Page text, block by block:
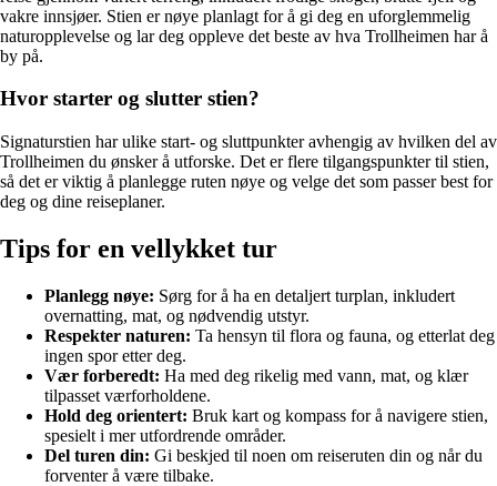
vakre innsjøer. Stien er nøye planlagt for å gi deg en uforglemmelig
naturopplevelse og lar deg oppleve det beste av hva Trollheimen har å
by på.
Hvor starter og slutter stien?
Signaturstien har ulike start- og sluttpunkter avhengig av hvilken del av
Trollheimen du ønsker å utforske. Det er flere tilgangspunkter til stien,
så det er viktig å planlegge ruten nøye og velge det som passer best for
deg og dine reiseplaner.
Tips for en vellykket tur
Planlegg nøye: Sørg for å ha en detaljert turplan, inkludert
overnatting, mat, og nødvendig utstyr.
Respekter naturen: Ta hensyn til flora og fauna, og etterlat deg
ingen spor etter deg.
Vær forberedt: Ha med deg rikelig med vann, mat, og klær
tilpasset værforholdene.
Hold deg orientert: Bruk kart og kompass for å navigere stien,
spesielt i mer utfordrende områder.
Del turen din: Gi beskjed til noen om reiseruten din og når du
forventer å være tilbake.